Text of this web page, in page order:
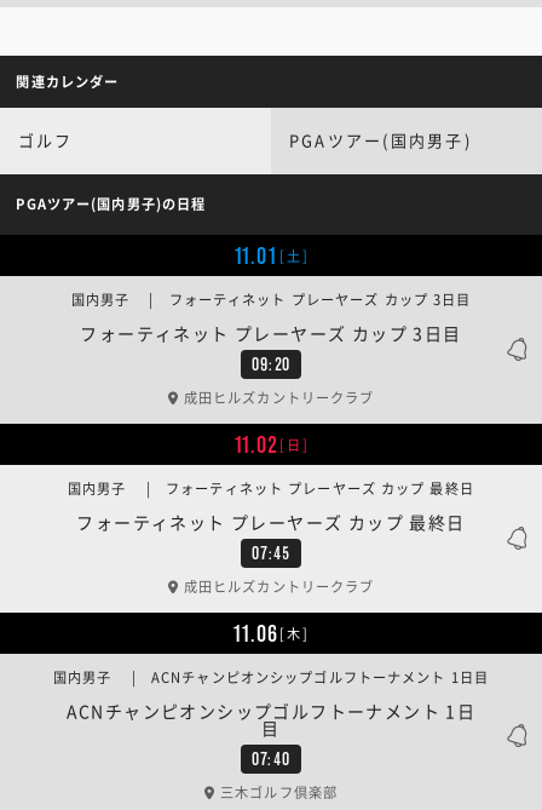
関連カレンダー
ゴルフ PGAツアー(国内男子)
PGAツアー(国内男子)の日程
11.01 [土]
09:20
フォーティネット プレーヤーズ カップ 3日目
国内男子 | フォーティネット プレーヤーズ カップ 3日目
成田ヒルズカントリークラブ
11.02[日]
07:45
フォーティネット プレーヤーズ カップ 最終日
国内男子 | フォーティネット プレーヤーズ カップ 最終日
成田ヒルズカントリークラブ
11.06[木]
07:40
ACNチャンピオンシップゴルフトーナメント 1日
目
国内男子 | ACNチャンピオンシップゴルフトーナメント 1日目
三木ゴルフ倶楽部